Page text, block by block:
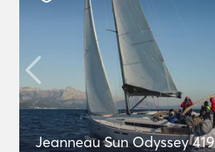
Jeanneau Sun Odyssey 419